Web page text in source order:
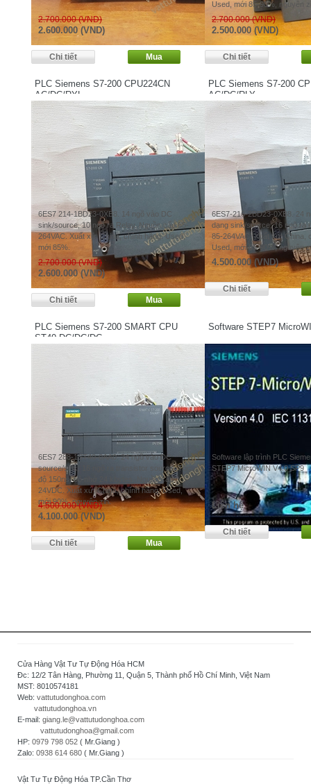
2.700.000 (VND)
2.600.000 (VND)
Used, mới 85-90%, nguyên
2.700.000 (VND)
2.500.000 (VND)
PLC Siemens S7-200 CPU224CN
AC/DC/RYL
6ES7 214-1BD23-0XB8. 14 ngõ vào DC
sink/source, 10 ngõ ra Relay. Nguồn cấp 85-
264VAC. Xuất xứ: China, chính hãng. Used,
mới 85%.
2.700.000 (VND)
2.600.000 (VND)
PLC Siemens S7-200
AC/DC/RLY
6ES7-216-2BD23-0XB8. 24
dạng sink/source, 16 ngõ ra
85-264VAC. Xuất xứ: China,
Used, mới 85-90%, nguyên
4.500.000 (VND)
PLC Siemens S7-200 SMART CPU
ST40 DC/DC/DC
6ES7 288-1ST40-0AA0. 24 ngõ vào DC
source/sink, 16 ngõ ra transistor source. Tốc
độ 150ns, bộ nhớ 24 kbytes. Nguồn cấp
24VDC. Xuất xứ: China, chính hãng. Used,
mới 90%, nguyên zin.
4.500.000 (VND)
4.100.000 (VND)
Software STEP7
Software lập trình PLC
STEP7 MicroWIN V4.0 SP9
Liên hệ
Cửa Hàng Vật Tư Tự Động Hóa HCM
Đc: 12/2 Tân Hàng, Phường 11, Quận 5, Thành phố Hồ Chí Minh, Việt Nam
MST: 8010574181
Web: vattutudonghoa.com
vattutudonghoa.vn
E-mail: giang.le@vattutudonghoa.com
vattutudonghoa@gmail.com
HP: 0979 798 052 ( Mr.Giang )
Zalo: 0938 614 680 ( Mr.Giang )
Vật Tư Tự Động Hóa TP.Cần Thơ